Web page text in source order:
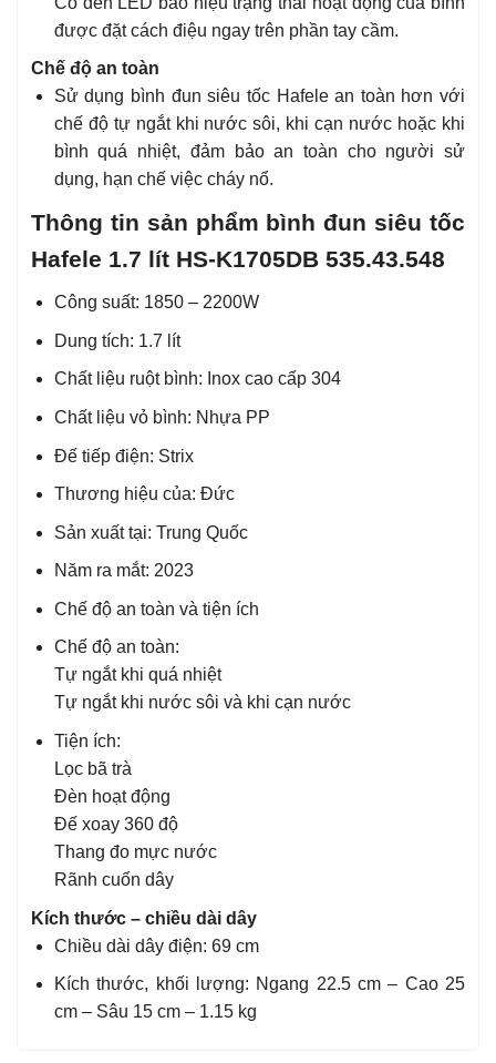
được đặt cách điệu ngay trên phần tay cầm.
Chế độ an toàn
Sử dụng bình đun siêu tốc Hafele an toàn hơn với
chế độ tự ngắt khi nước sôi, khi cạn nước hoặc khi
bình quá nhiệt, đảm bảo an toàn cho người sử
dụng, hạn chế việc cháy nổ.
Thông tin sản phẩm bình đun siêu tốc
Hafele 1.7 lít HS-K1705DB 535.43.548
Công suất: 1850 – 2200W
Dung tích: 1.7 lít
Chất liệu ruột bình: Inox cao cấp 304
Chất liệu vỏ bình: Nhựa PP
Đế tiếp điện: Strix
Thương hiệu của: Đức
Sản xuất tại: Trung Quốc
Năm ra mắt: 2023
Chế độ an toàn và tiện ích
Chế độ an toàn:
Tự ngắt khi quá nhiệt
Tự ngắt khi nước sôi và khi cạn nước
Tiện ích:
Lọc bã trà
Đèn hoạt động
Đế xoay 360 độ
Thang đo mực nước
Rãnh cuốn dây
Kích thước – chiều dài dây
Chiều dài dây điện: 69 cm
Kích thước, khối lượng: Ngang 22.5 cm – Cao 25
cm – Sâu 15 cm – 1.15 kg